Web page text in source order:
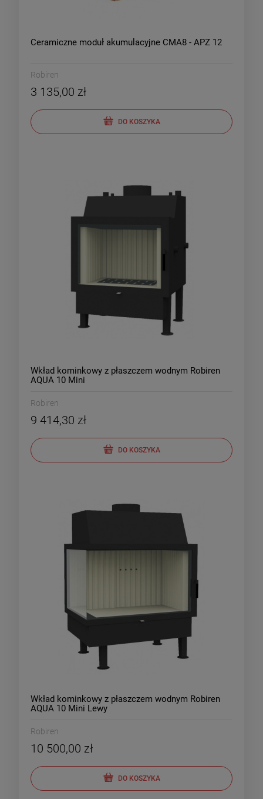
Ceramiczne moduł akumulacyjne CMA8 - APZ 12
Robiren
3 135,00 zł
DO KOSZYKA
Wkład kominkowy z płaszczem wodnym Robiren
AQUA 10 Mini
Robiren
9 414,30 zł
DO KOSZYKA
Wkład kominkowy z płaszczem wodnym Robiren
AQUA 10 Mini Lewy
Robiren
10 500,00 zł
DO KOSZYKA